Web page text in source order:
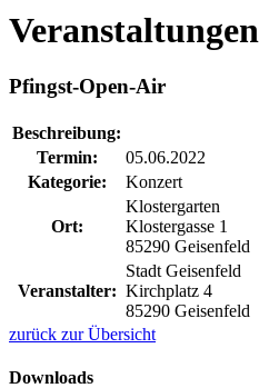
Veranstaltungen
Pfingst-Open-Air
Beschreibung:
Termin:
05.06.2022
Kategorie:
Konzert
Ort:
Klostergarten
Klostergasse 1
85290 Geisenfeld
Veranstalter:
Stadt Geisenfeld
Kirchplatz 4
85290 Geisenfeld
zurück zur Übersicht
Downloads